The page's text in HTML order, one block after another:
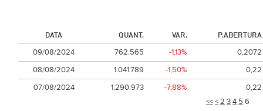
DATA QUANT. VAR. P.ABERTURA
<<<2 34 5 6
09/08/2024 762.565 -1,13%
0,2072
08/08/2024
1.041.789 -1,50%
0,22
07/08/2024
1.290.973 -7,88% 0,22